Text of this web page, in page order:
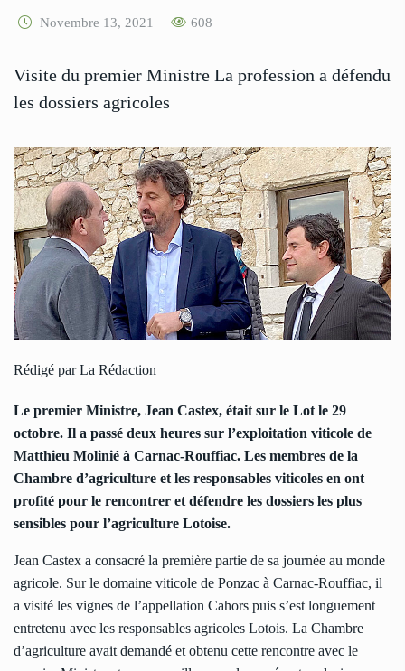
Novembre 13, 2021 608
Visite du premier Ministre La profession a défendu
les dossiers agricoles
Rédigé par La Rédaction
Le premier Ministre, Jean Castex, était sur le Lot le 29
octobre. Il a passé deux heures sur l’exploitation viticole de
Matthieu Molinié à Carnac-Rouffiac. Les membres de la
Chambre d’agriculture et les responsables viticoles en ont
profité pour le rencontrer et défendre les dossiers les plus
sensibles pour l’agriculture Lotoise.
Jean Castex a consacré la première partie de sa journée au monde
agricole. Sur le domaine viticole de Ponzac à Carnac-Rouffiac, il
a visité les vignes de l’appellation Cahors puis s’est longuement
entretenu avec les responsables agricoles Lotois. La Chambre
d’agriculture avait demandé et obtenu cette rencontre avec le